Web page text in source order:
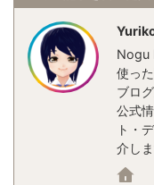
Nogu
使っ
ブロ
公式
ト・
介しま